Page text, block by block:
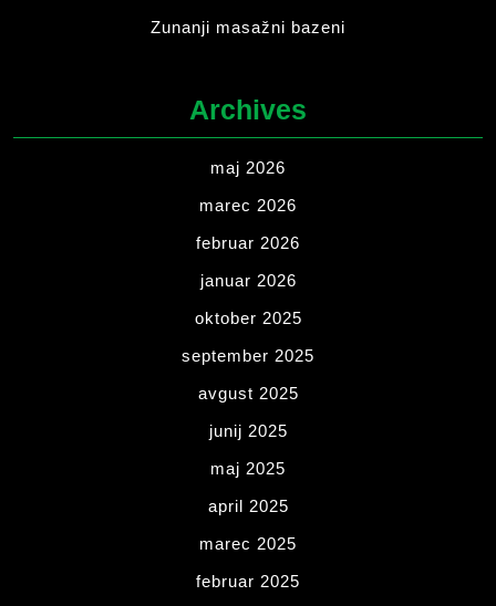
Zunanji masažni bazeni
Archives
maj 2026
marec 2026
februar 2026
januar 2026
oktober 2025
september 2025
avgust 2025
junij 2025
maj 2025
april 2025
marec 2025
februar 2025